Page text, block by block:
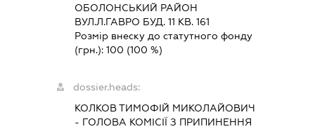
ОБОЛОНСЬКИЙ РАЙОН
ВУЛ.Л.ГАВРО БУД. 11 КВ. 161
Розмір внеску до статутного фонду
(грн.): 100 (100 %)
dossier.heads:
КОЛКОВ ТИМОФІЙ МИКОЛАЙОВИЧ
- ГОЛОВА КОМІСІЇ З ПРИПИНЕННЯ